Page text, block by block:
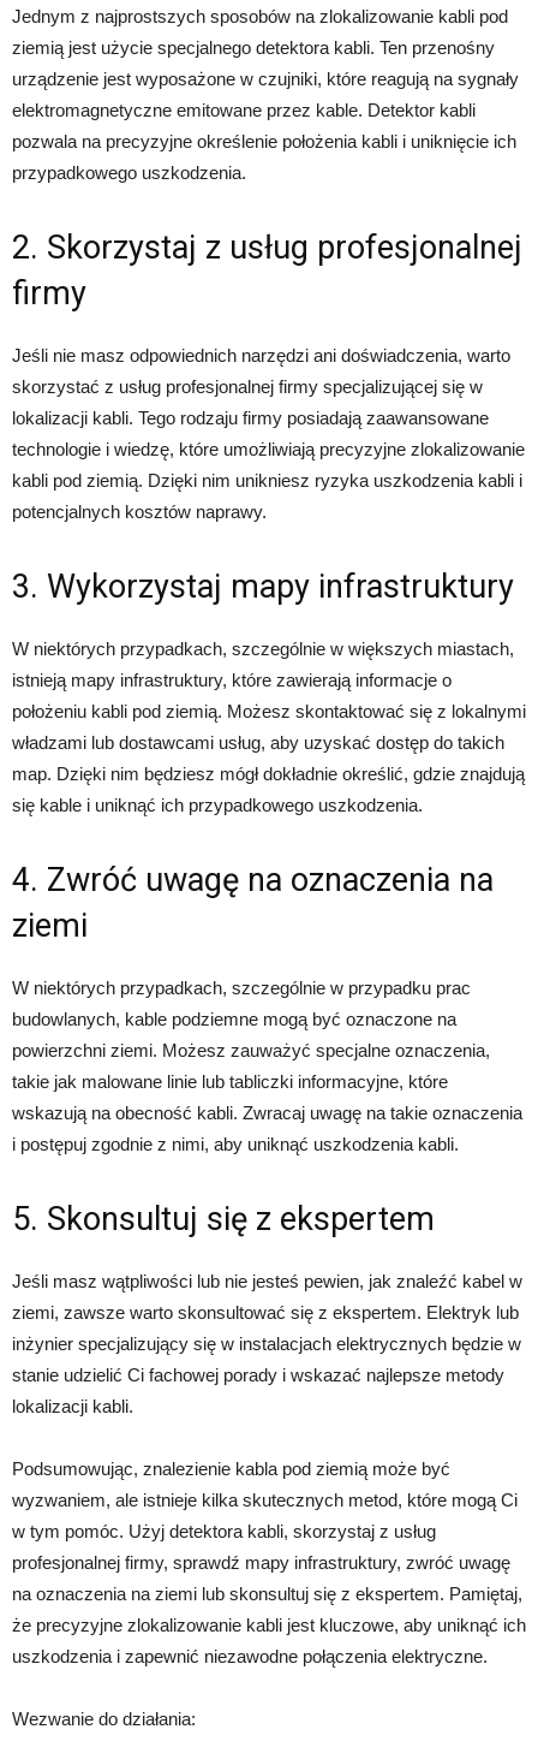
Jednym z najprostszych sposobów na zlokalizowanie kabli pod
ziemią jest użycie specjalnego detektora kabli. Ten przenośny
urządzenie jest wyposażone w czujniki, które reagują na sygnały
elektromagnetyczne emitowane przez kable. Detektor kabli
pozwala na precyzyjne określenie położenia kabli i uniknięcie ich
przypadkowego uszkodzenia.
2. Skorzystaj z usług profesjonalnej
firmy
Jeśli nie masz odpowiednich narzędzi ani doświadczenia, warto
skorzystać z usług profesjonalnej firmy specjalizującej się w
lokalizacji kabli. Tego rodzaju firmy posiadają zaawansowane
technologie i wiedzę, które umożliwiają precyzyjne zlokalizowanie
kabli pod ziemią. Dzięki nim unikniesz ryzyka uszkodzenia kabli i
potencjalnych kosztów naprawy.
3. Wykorzystaj mapy infrastruktury
W niektórych przypadkach, szczególnie w większych miastach,
istnieją mapy infrastruktury, które zawierają informacje o
położeniu kabli pod ziemią. Możesz skontaktować się z lokalnymi
władzami lub dostawcami usług, aby uzyskać dostęp do takich
map. Dzięki nim będziesz mógł dokładnie określić, gdzie znajdują
się kable i uniknąć ich przypadkowego uszkodzenia.
4. Zwróć uwagę na oznaczenia na
ziemi
W niektórych przypadkach, szczególnie w przypadku prac
budowlanych, kable podziemne mogą być oznaczone na
powierzchni ziemi. Możesz zauważyć specjalne oznaczenia,
takie jak malowane linie lub tabliczki informacyjne, które
wskazują na obecność kabli. Zwracaj uwagę na takie oznaczenia
i postępuj zgodnie z nimi, aby uniknąć uszkodzenia kabli.
5. Skonsultuj się z ekspertem
Jeśli masz wątpliwości lub nie jesteś pewien, jak znaleźć kabel w
ziemi, zawsze warto skonsultować się z ekspertem. Elektryk lub
inżynier specjalizujący się w instalacjach elektrycznych będzie w
stanie udzielić Ci fachowej porady i wskazać najlepsze metody
lokalizacji kabli.
Podsumowując, znalezienie kabla pod ziemią może być
wyzwaniem, ale istnieje kilka skutecznych metod, które mogą Ci
w tym pomóc. Użyj detektora kabli, skorzystaj z usług
profesjonalnej firmy, sprawdź mapy infrastruktury, zwróć uwagę
na oznaczenia na ziemi lub skonsultuj się z ekspertem. Pamiętaj,
że precyzyjne zlokalizowanie kabli jest kluczowe, aby uniknąć ich
uszkodzenia i zapewnić niezawodne połączenia elektryczne.
Wezwanie do działania: